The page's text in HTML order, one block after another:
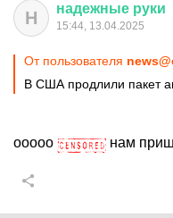
Н надежные руки
15:44, 13.04.2025
От пользователя
В США продлили пакет
ооооо нам